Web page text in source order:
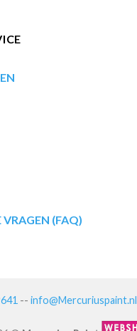
VRAGEN (FAQ)
-- info@Mercuriuspaint.nl